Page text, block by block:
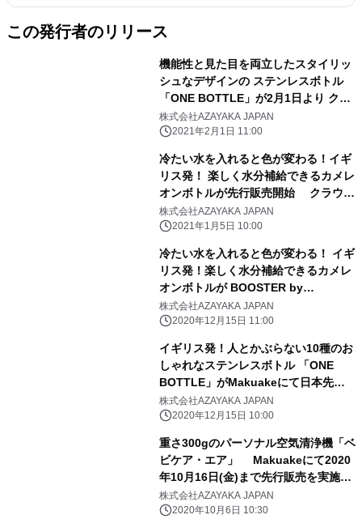
この発行者のリリース
機能性と見た目を両立したスタイリッ
シュなデザインの ステンレスボトル
「ONE BOTTLE」が2月1日より クラ
ウドファンディング FIRST STEPにて
日本先行販売を開始！
株式会社AZAYAKA JAPAN
2021年2月1日 11:00
冷たい水を入れると色が変わる！イギ
リス発！ 楽しく水分補給できるカメレ
オンボトルが先行販売開始 クラウド
ファンディングサイトFIRST STEPに
て購入可能！
株式会社AZAYAKA JAPAN
2021年1月5日 10:00
冷たい水を入れると色が変わる！ イギ
リス発！楽しく水分補給できるカメレ
オンボトルが BOOSTER by
CAMPFIREにて日本先行販売を開始！
株式会社AZAYAKA JAPAN
2020年12月15日 11:00
イギリス発！人とかぶらない10種のお
しゃれなステンレスボトル 「ONE
BOTTLE」がMakuakeにて日本先行
販売を開始！
株式会社AZAYAKA JAPAN
2020年12月15日 10:00
重さ300gのパーソナル空気清浄機「ベ
ビケア・エア」 Makuakeにて2020
年10月16日(金)まで先行販売を実施！
～3密空間でもあなたと大切な人を守
る！～
株式会社AZAYAKA JAPAN
2020年10月6日 10:30